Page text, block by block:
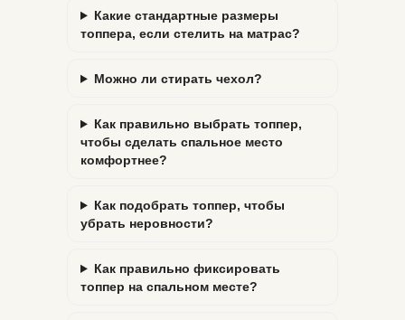
Какие стандартные размеры
топпера, если стелить на матрас?
Можно ли стирать чехол?
Как правильно выбрать топпер,
чтобы сделать спальное место
комфортнее?
Как подобрать топпер, чтобы
убрать неровности?
Как правильно фиксировать
топпер на спальном месте?